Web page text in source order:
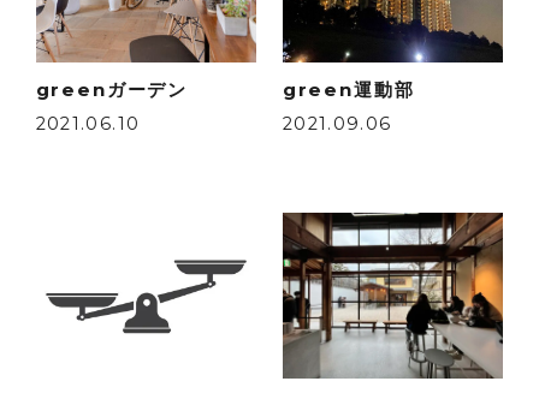
greenガーデン
2021.06.10
green運動部
2021.09.06